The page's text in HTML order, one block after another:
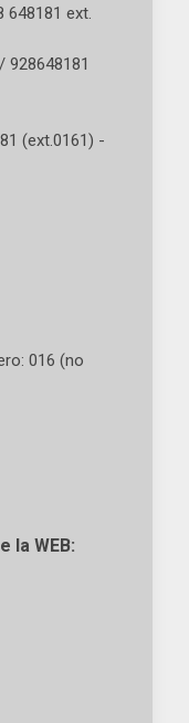
648181 ext.
928648181
(ext.0161) -
016 (no
la WEB: